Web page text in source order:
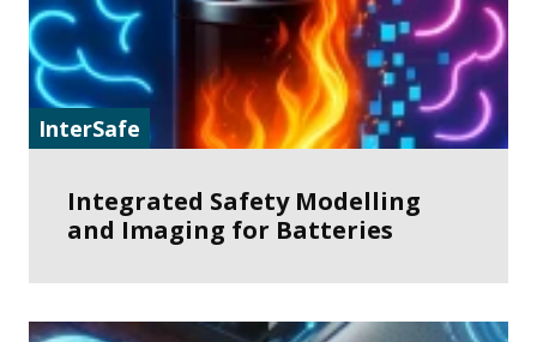
InterSafe
Integrated Safety Modelling
and Imaging for Batteries